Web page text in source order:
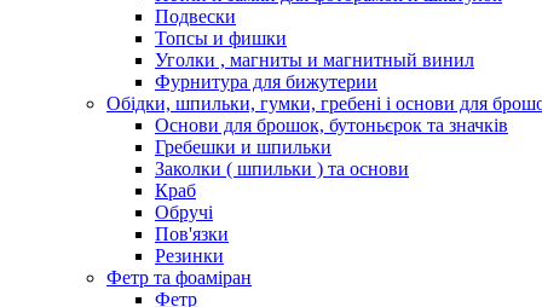
Подвески
Топсы и фишки
Уголки , магниты и магнитный винил
Фурнитура для бижутерии
Обідки, шпильки, гумки, гребені і основи для
Основи для брошок, бутоньєрок та значків
Гребешки и шпильки
Заколки ( шпильки ) та основи
Краб
Обручі
Пов'язки
Резинки
Фетр та фоаміран
Фетр